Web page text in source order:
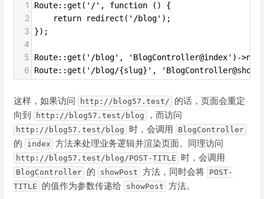
1 Route::get('/', function () {
2
    return redirect('/blog');
3 });
4
5
Route::get('/blog', 'BlogController@index')-
6 Route::get('/blog/{slug}',
这样，如果访问 http://blog57.test/
的话，页面会重定
向到
http://blog57.test/blog ，而访问
http://blog57.test/blog 时，会调用 BlogController
的 index 方法来处理业务逻辑并渲染页面。同理访问
http://blog57.test/blog/POST-TITLE 时，会调用
BlogController 的 showPost 方法，同时会将 POST-
TITLE
的值作为参数传递给 showPost 方法。